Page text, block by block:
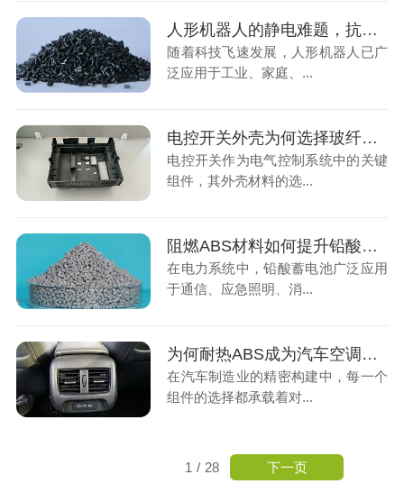
人形机器人的静电难题，抗静电 ABS 材料如何巧妙化解？
随着科技飞速发展，人形机器人已广
泛应用于工业、家庭、...
电控开关外壳为何选择玻纤增强PC材料？
电控开关作为电气控制系统中的关键
组件，其外壳材料的选...
阻燃ABS材料如何提升铅酸蓄电池的安全性？
在电力系统中，铅酸蓄电池广泛应用
于通信、应急照明、消...
为何耐热ABS成为汽车空调出风口的首选材料？
在汽车制造业的精密构建中，每一个
组件的选择都承载着对...
1 / 28 下一页